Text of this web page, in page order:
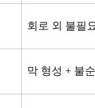
회로 외 불필
막 형성 + 불